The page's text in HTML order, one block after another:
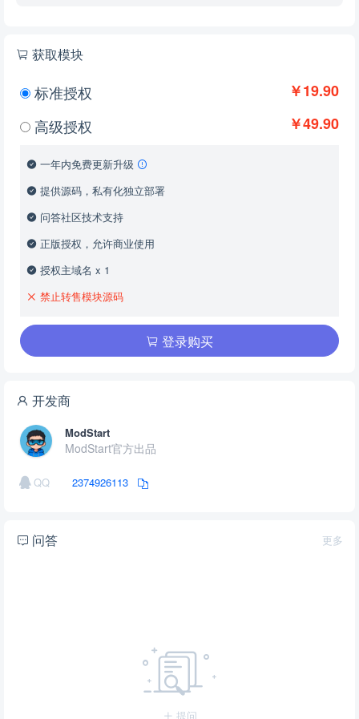
获取模块
￥19.90
标准授权
￥49.90
高级授权
一年内免费更新升级
提供源码，私有化独立部署
问答社区技术支持
正版授权，允许商业使用
授权主域名 x 1
禁止转售模块源码
登录购买
开发商
ModStart
ModStart官方出品
QQ 2374926113
更多
问答
提问